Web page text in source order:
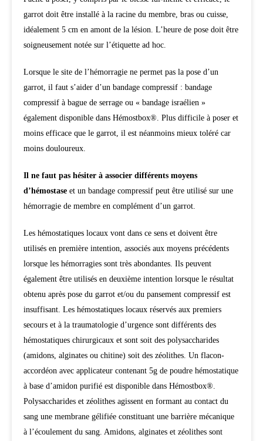
garrot doit être installé à la racine du membre, bras ou cuisse,
idéalement 5 cm en amont de la lésion. L’heure de pose doit être
soigneusement notée sur l’étiquette ad hoc.
Lorsque le site de l’hémorragie ne permet pas la pose d’un
garrot, il faut s’aider d’un bandage compressif : bandage
compressif à bague de serrage ou « bandage israélien »
également disponible dans Hémostbox®. Plus difficile à poser et
moins efficace que le garrot, il est néanmoins mieux toléré car
moins douloureux.
Il ne faut pas hésiter à associer différents moyens
d’hémostase et un bandage compressif peut être utilisé sur une
hémorragie de membre en complément d’un garrot.
Les hémostatiques locaux vont dans ce sens et doivent être
utilisés en première intention, associés aux moyens précédents
lorsque les hémorragies sont très abondantes. Ils peuvent
également être utilisés en deuxième intention lorsque le résultat
obtenu après pose du garrot et/ou du pansement compressif est
insuffisant. Les hémostatiques locaux réservés aux premiers
secours et à la traumatologie d’urgence sont différents des
hémostatiques chirurgicaux et sont soit des polysaccharides
(amidons, alginates ou chitine) soit des zéolithes. Un flacon-
accordéon avec applicateur contenant 5g de poudre hémostatique
à base d’amidon purifié est disponible dans Hémostbox®.
Polysaccharides et zéolithes agissent en formant au contact du
sang une membrane gélifiée constituant une barrière mécanique
à l’écoulement du sang. Amidons, alginates et zéolithes sont